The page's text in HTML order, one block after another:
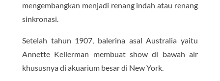
mengembangkan menjadi renang indah atau renang
sinkronasi.
Setelah tahun 1907, balerina asal Australia yaitu
Annette Kellerman membuat show di bawah air
khususnya di akuarium besar di New York.